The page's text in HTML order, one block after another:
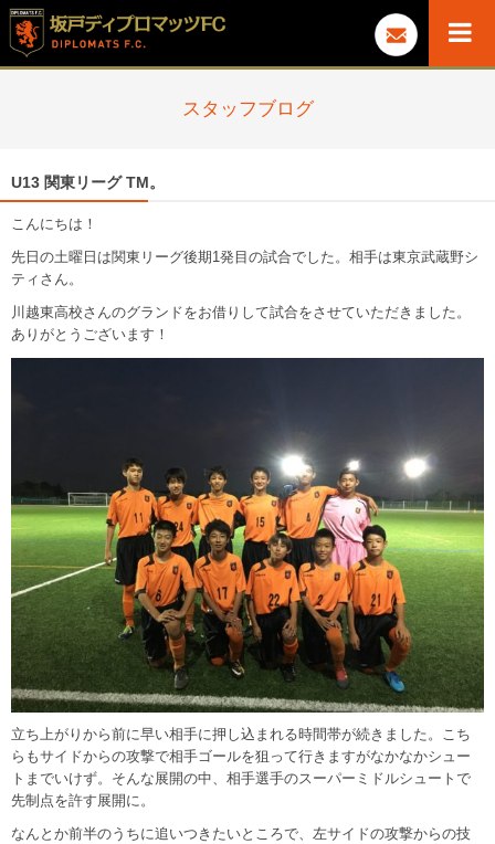
スタッフブログ
U13 関東リーグ TM。
こんにちは！
先日の土曜日は関東リーグ後期1発目の試合でした。相手は東京武蔵野シ
ティさん。
川越東高校さんのグランドをお借りして試合をさせていただきました。
ありがとうございます！
立ち上がりから前に早い相手に押し込まれる時間帯が続きました。こち
らもサイドからの攻撃で相手ゴールを狙って行きますがなかなかシュー
トまでいけず。そんな展開の中、相手選手のスーパーミドルシュートで
先制点を許す展開に。
なんとか前半のうちに追いつきたいところで、左サイドの攻撃からの技